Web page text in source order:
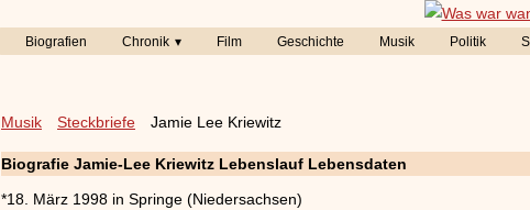
Biografien Chronik Film Geschichte Musik Politik
Musik Steckbriefe Jamie Lee Kriewitz
Biografie Jamie-Lee Kriewitz Lebenslauf Lebensdaten
*18. März 1998 in Springe (Niedersachsen)